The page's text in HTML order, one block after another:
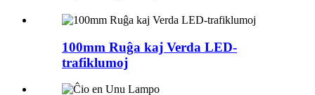
100mm Ruĝa kaj Verda LED-
trafiklumoj